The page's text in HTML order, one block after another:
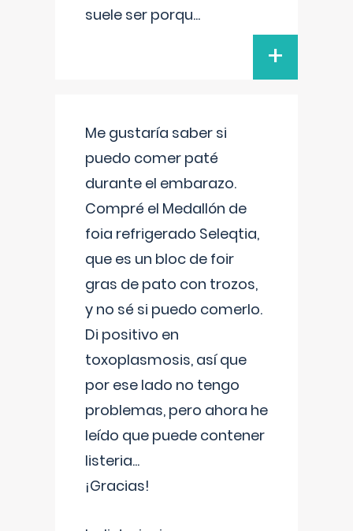
suele ser porqu...
+
Me gustaría saber si
puedo comer paté
durante el embarazo.
Compré el Medallón de
foia refrigerado Seleqtia,
que es un bloc de foir
gras de pato con trozos,
y no sé si puedo comerlo.
Di positivo en
toxoplasmosis, así que
por ese lado no tengo
problemas, pero ahora he
leído que puede contener
listeria...
¡Gracias!